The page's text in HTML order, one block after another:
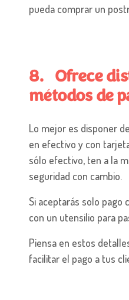
pueda comprar un
8. Ofrece
métodos de
Lo mejor es disponer
en efectivo y con
sólo efectivo, ten a la
seguridad con cambio.
Si aceptarás solo pago
con un utensilio para
Piensa en estos
facilitar el pago a tus